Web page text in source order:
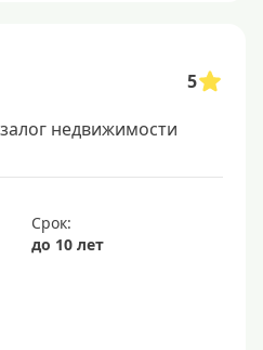
5
недвижимости
Срок:
до 10 лет